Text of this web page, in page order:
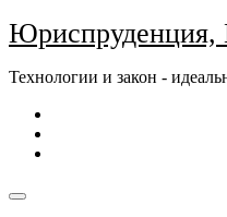
Перейти
к
Юриспруденция,
Технологии и закон -